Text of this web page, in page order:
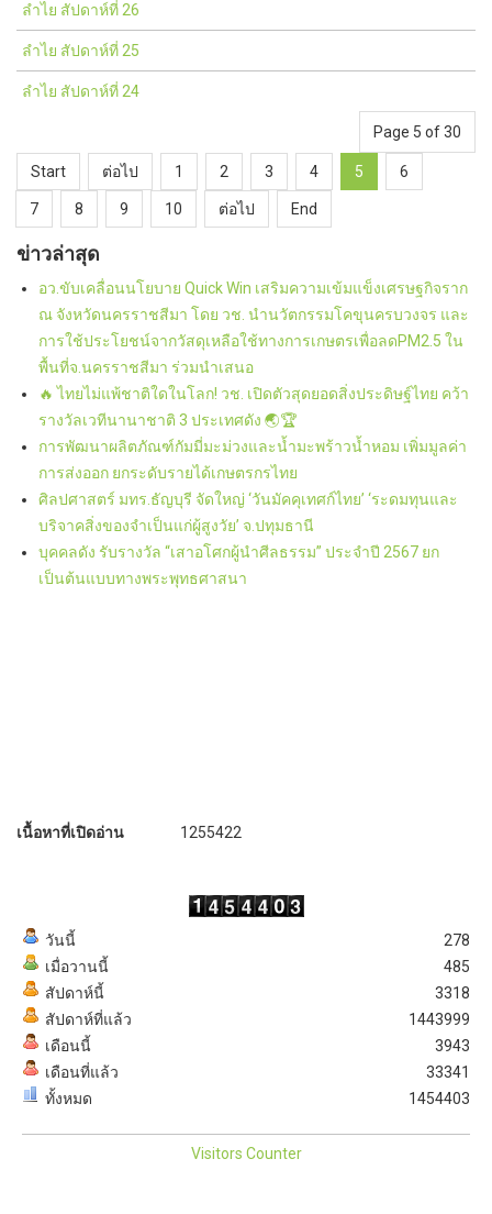
ลำไย สัปดาห์ที่ 26
ลำไย สัปดาห์ที่ 25
ลำไย สัปดาห์ที่ 24
Page 5 of 30
Start ต่อไป 1 2 3 4 5 6
7 8 9 10 ต่อไป End
ข่าวล่าสุด
อว.ขับเคลื่อนนโยบาย Quick Win เสริมความเข้มแข็งเศรษฐกิจราก
ณ จังหวัดนครราชสีมา โดย วช. นำนวัตกรรมโคขุนครบวงจร และ
การใช้ประโยชน์จากวัสดุเหลือใช้ทางการเกษตรเพื่อลดPM2.5 ใน
พื้นที่จ.นครราชสีมา ร่วมนำเสนอ
🔥 ไทยไม่แพ้ชาติใดในโลก! วช. เปิดตัวสุดยอดสิ่งประดิษฐ์ไทย คว้า
รางวัลเวทีนานาชาติ 3 ประเทศดัง 🌏🏆
การพัฒนาผลิตภัณฑ์กัมมี่มะม่วงและน้ำมะพร้าวน้ำหอม เพิ่มมูลค่า
การส่งออก ยกระดับรายได้เกษตรกรไทย
ศิลปศาสตร์ มทร.ธัญบุรี จัดใหญ่ ‘วันมัคคุเทศก์ไทย’ ‘ระดมทุนและ
บริจาคสิ่งของจำเป็นแก่ผู้สูงวัย’ จ.ปทุมธานี
บุคคลดัง รับรางวัล “เสาอโศกผู้นำศีลธรรม” ประจำปี 2567 ยก
เป็นต้นแบบทางพระพุทธศาสนา
เนื้อหาที่เปิดอ่าน 1255422
วันนี้
เมื่อวานนี้
สัปดาห์นี้
สัปดาห์ที่แล้ว
เดือนนี้
เดือนที่แล้ว
ทั้งหมด
278
485
3318
1443999
3943
33341
1454403
Visitors Counter